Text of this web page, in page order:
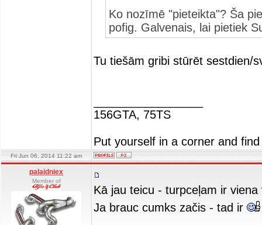
Ko nozīmē "pieteikta"? Ša
pofig. Galvenais, lai pietiek
Tu tiešām gribi stūrēt sestdien/
156GTA, 75TS
Put yourself in a corner and
Fri Jun 06, 2014 11:22 am
palaidniex
Member of
Kā jau teicu - turpceļam ir viena
Ja brauc cumks začis - tad ir